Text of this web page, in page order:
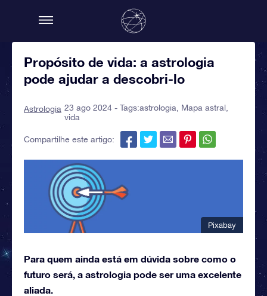
Propósito de vida: a astrologia
pode ajudar a descobri-lo
Astrologia 23 ago 2024 - Tags:astrologia Mapa astral
vida
Compartilhe este artigo:
Pixabay
Para quem ainda está em dúvida sobre como o
futuro será, a astrologia pode ser uma excelente
aliada.